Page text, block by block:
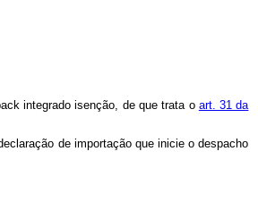
integrado isenção, de que trata o art. 31 da
de importação que inicie o despacho